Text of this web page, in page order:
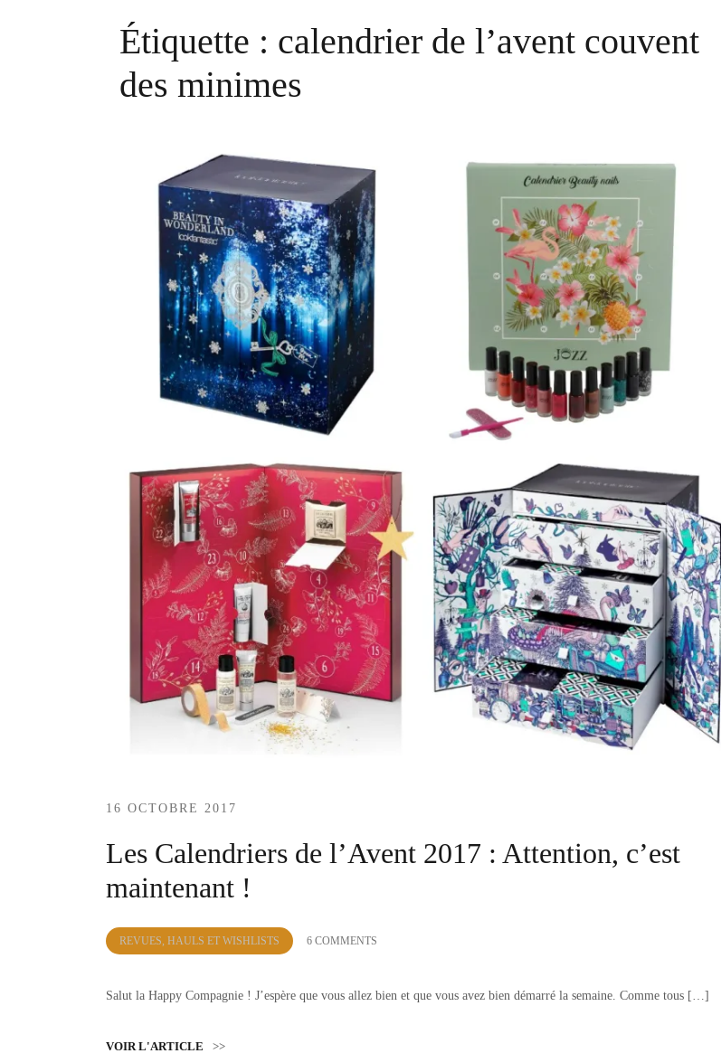
Étiquette : calendrier de l’avent couvent
des minimes
16 OCTOBRE 2017
Les Calendriers de l’Avent 2017 : Attention, c’est
maintenant !
REVUES, HAULS ET WISHLISTS
by
6 COMMENTS
Salut la Happy Compagnie ! J’espère que vous allez bien et que vous avez bien démarré la semaine. Comme tous […]
VOIR L'ARTICLE >>